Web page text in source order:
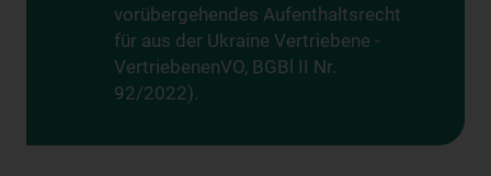
vorübergehendes Aufenthaltsrecht
für aus der Ukraine Vertriebene -
VertriebenenVO, BGBl II Nr.
92/2022).